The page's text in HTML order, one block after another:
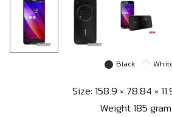
Black
Size: 158.9 × 78.84 ×
Weight 185